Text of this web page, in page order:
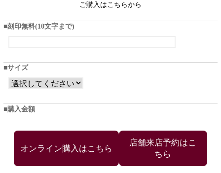
ご購入はこちらから
刻印無料(10文字まで)
サイズ
購入金額
店舗来店予約はこ
ちら